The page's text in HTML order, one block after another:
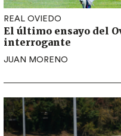
REAL OVIEDO
El último ensayo del
interrogante
JUAN MORENO